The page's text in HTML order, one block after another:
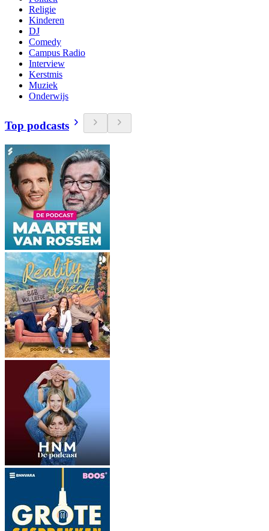
Religie
Kinderen
DJ
Comedy
Campus Radio
Interview
Kerstmis
Muziek
Onderwijs
Top podcasts